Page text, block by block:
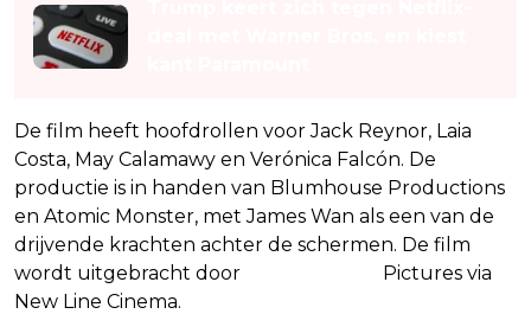
De film heeft hoofdrollen voor Jack Reynor, Laia
Costa, May Calamawy en Verónica Falcón. De
productie is in handen van Blumhouse Productions
en Atomic Monster, met James Wan als een van de
drijvende krachten achter de schermen. De film
wordt uitgebracht door
Pictures via
New Line Cinema.